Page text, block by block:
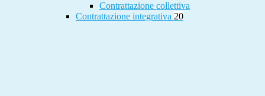
Contrattazione collettiva
Contrattazione integrativa 20